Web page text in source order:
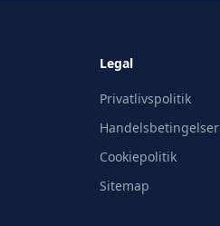
Legal
Privatlivspolitik
Handelsbetingelser
Cookiepolitik
Sitemap